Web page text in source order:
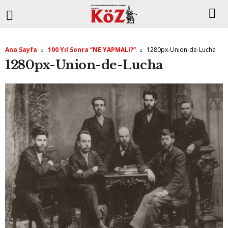
Ana Sayfa 100 Yıl Sonra “NE YAPMALI?” 1280px-Union-de-Lucha
1280px-Union-de-Lucha